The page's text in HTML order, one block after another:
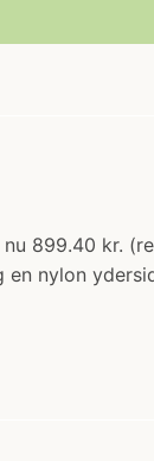
899.40 kr.
nylon